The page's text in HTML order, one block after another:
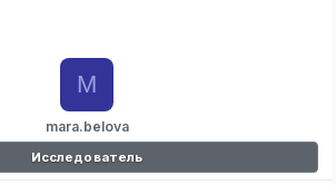
mara.belova
M
Исследователь